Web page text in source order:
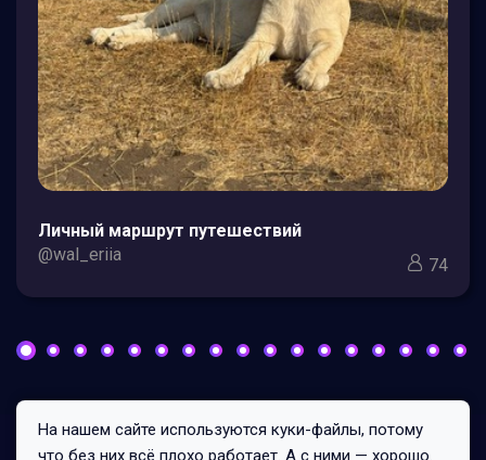
Личный маршрут путешествий
@wal_eriia
74
Все права защищены © 2026
На нашем сайте используются куки-файлы, потому
что без них всё плохо работает. А с ними — хорошо.